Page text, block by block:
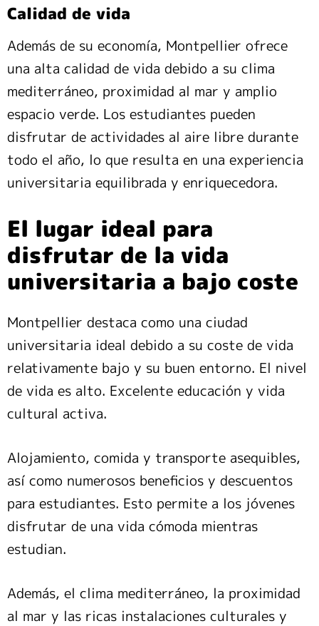
Calidad de vida
Además de su economía, Montpellier ofrece
una alta calidad de vida debido a su clima
mediterráneo, proximidad al mar y amplio
espacio verde. Los estudiantes pueden
disfrutar de actividades al aire libre durante
todo el año, lo que resulta en una experiencia
universitaria equilibrada y enriquecedora.
El lugar ideal para
disfrutar de la vida
universitaria a bajo coste
Montpellier destaca como una ciudad
universitaria ideal debido a su coste de vida
relativamente bajo y su buen entorno. El nivel
de vida es alto. Excelente educación y vida
cultural activa.
Alojamiento, comida y transporte asequibles,
así como numerosos beneficios y descuentos
para estudiantes. Esto permite a los jóvenes
disfrutar de una vida cómoda mientras
estudian.
Además, el clima mediterráneo, la proximidad
al mar y las ricas instalaciones culturales y